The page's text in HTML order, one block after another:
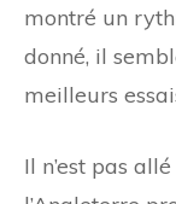
montré un
donné, il
meilleurs
Il n’est pas